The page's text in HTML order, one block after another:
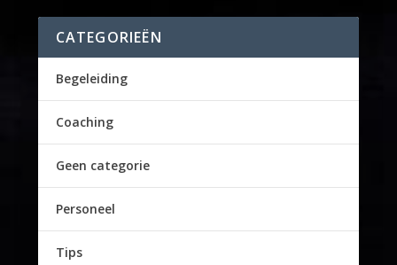
CATEGORIEËN
Begeleiding
Coaching
Geen categorie
Personeel
Tips